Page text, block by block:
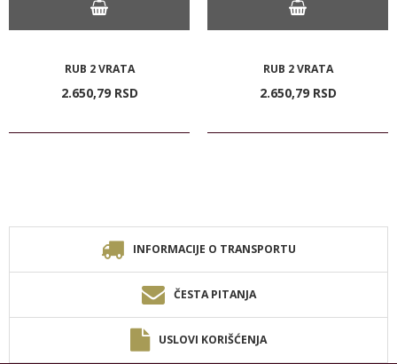
RUB 2 VRATA
2.650,79 RSD
RUB 2 VRATA
2.650,79 RSD
INFORMACIJE O TRANSPORTU
ČESTA PITANJA
USLOVI KORIŠĆENJA